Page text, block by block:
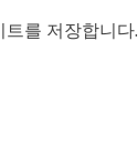
를 저장합니다.